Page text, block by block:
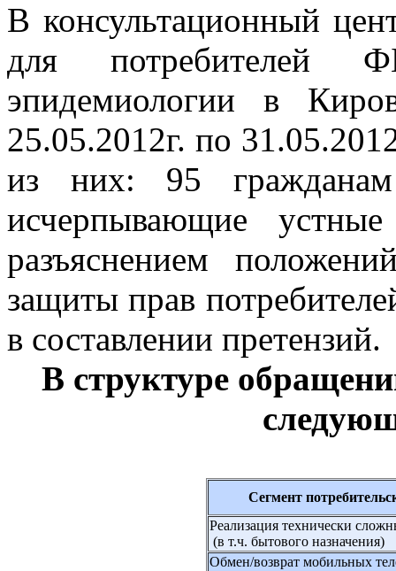
В консультационный
для потребителей
эпидемиологии в
25.05.2012г. по
из них: 95
исчерпывающие
разъяснением
защиты прав
в составлении претензий.
В структуре
Сегмент
Реализация технически
(в т.ч. бытового назначения)
Обмен/возврат мобильных